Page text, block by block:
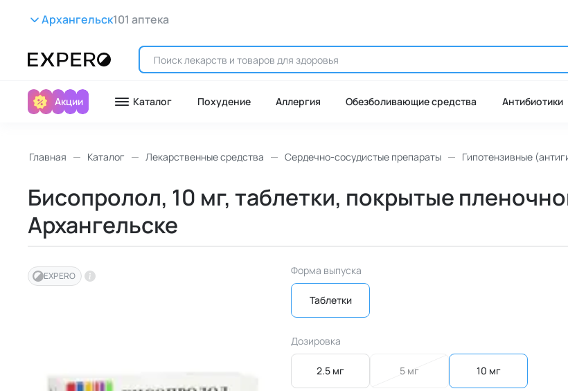
Архангельск101 аптека
Акции Каталог Похудение Аллергия Обезболивающие средства Антибиотики
Главная Каталог Лекарственные средства Сердечно-сосудистые препараты Гипотензивные
Бисопролол, 10 мг, таблетки, покрытые
Архангельске
EXPERO Форма выпуска
Таблетки
Дозировка
2.5 мг 5 мг 10 мг